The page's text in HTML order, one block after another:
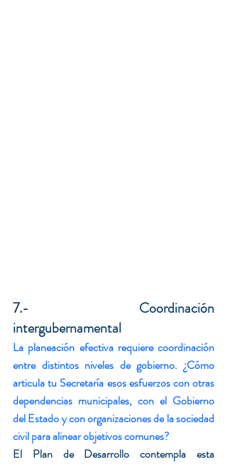
7.- Coordinación
intergubernamental
La planeación efectiva requiere coordinación
entre distintos niveles de gobierno. ¿Cómo
articula tu Secretaría esos esfuerzos con otras
dependencias municipales, con el Gobierno
del Estado y con organizaciones de la sociedad
civil para alinear objetivos comunes?
El Plan de Desarrollo contempla esta